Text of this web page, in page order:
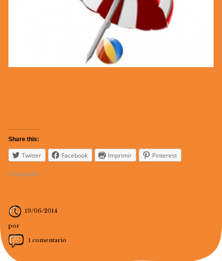
Share this:
Twitter Facebook Imprimir Pinterest
Cargando...
19/06/2014
por
1 comentario